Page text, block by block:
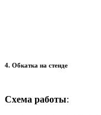
4. Обкатка на стенде
Схема работы: